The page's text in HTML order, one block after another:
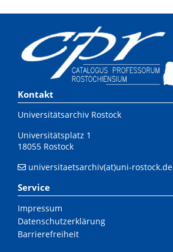
Kontakt
Universitätsarchiv Rostock
Universitätsplatz 1
18055 Rostock
universitaetsarchiv(at)uni-rostock.de
Service
Impressum
Datenschutzerklärung
Barrierefreiheit